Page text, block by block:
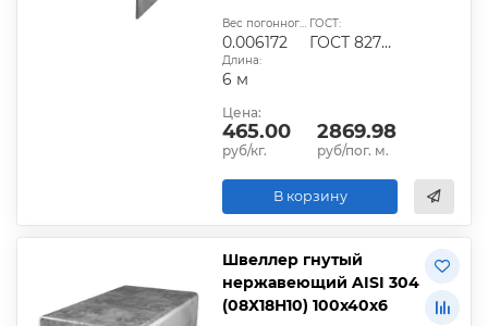
Вес погонного метра, т.:
0.006172
ГОСТ:
ГОСТ 8278-83
Длина:
6 м
Цена:
465.00
руб/кг.
2869.98
руб/пог. м.
В корзину
Швеллер гнутый
нержавеющий AISI 304
(08Х18Н10) 100х40х6